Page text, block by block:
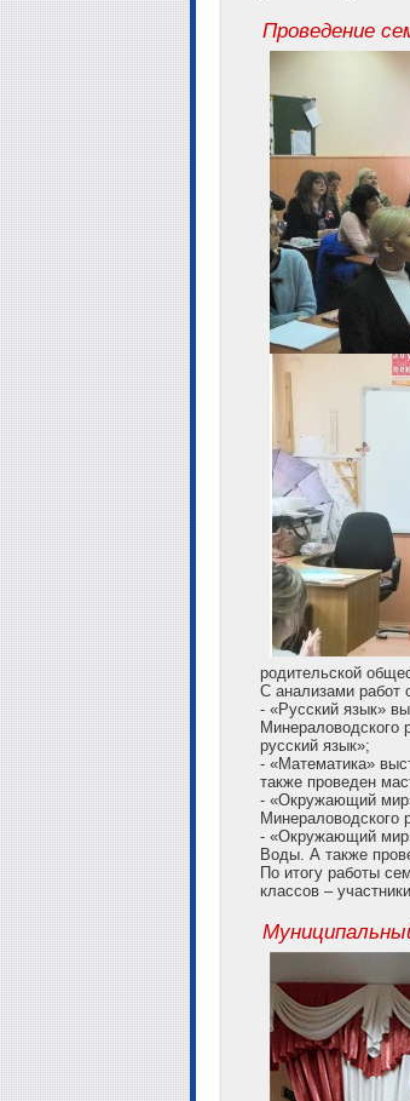
Проведение
родительской
С анализами
- «Русский язык»
Минераловодского
русский язык»;
- «Математика»
также проведен
- «Окружающий
Минераловодского
- «Окружающий
Воды. А также
По итогу работы
классов –